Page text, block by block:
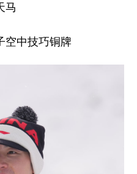
马
空中技巧铜牌